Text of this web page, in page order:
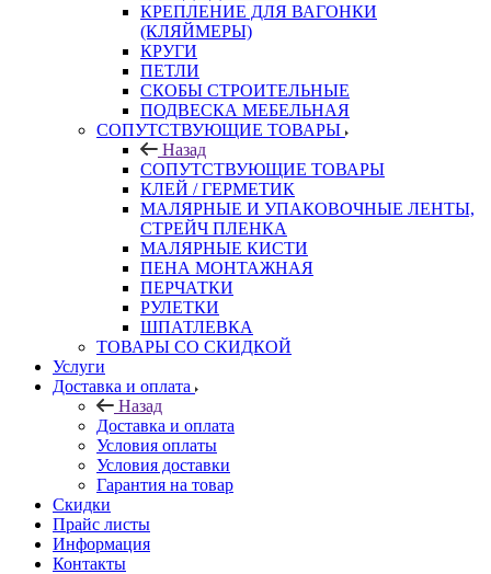
КРЕПЛЕНИЕ ДЛЯ ВАГОНКИ
(КЛЯЙМЕРЫ)
КРУГИ
ПЕТЛИ
СКОБЫ СТРОИТЕЛЬНЫЕ
ПОДВЕСКА МЕБЕЛЬНАЯ
СОПУТСТВУЮЩИЕ ТОВАРЫ
Назад
СОПУТСТВУЮЩИЕ ТОВАРЫ
КЛЕЙ / ГЕРМЕТИК
МАЛЯРНЫЕ И УПАКОВОЧНЫЕ ЛЕНТЫ,
СТРЕЙЧ ПЛЕНКА
МАЛЯРНЫЕ КИСТИ
ПЕНА МОНТАЖНАЯ
ПЕРЧАТКИ
РУЛЕТКИ
ШПАТЛЕВКА
ТОВАРЫ СО СКИДКОЙ
Услуги
Доставка и оплата
Назад
Доставка и оплата
Условия оплаты
Условия доставки
Гарантия на товар
Скидки
Прайс листы
Информация
Контакты